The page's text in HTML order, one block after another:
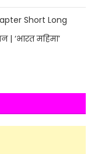
Short Long
‘भारत महिमा’